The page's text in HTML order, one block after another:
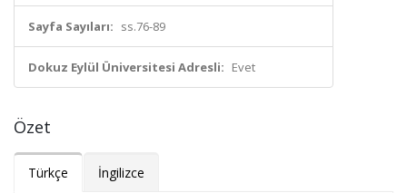
Sayfa Sayıları: ss.76-89
Dokuz Eylül Üniversitesi Adresli: Evet
Özet
Türkçe İngilizce